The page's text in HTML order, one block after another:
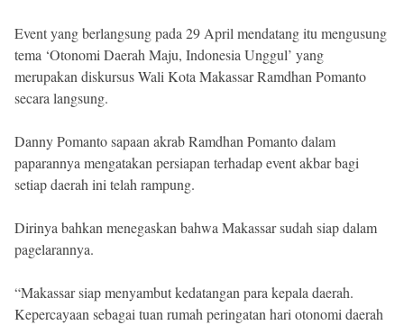
Event yang berlangsung pada 29 April mendatang itu mengusung
tema ‘Otonomi Daerah Maju, Indonesia Unggul’ yang
merupakan diskursus Wali Kota Makassar Ramdhan Pomanto
secara langsung.
Danny Pomanto sapaan akrab Ramdhan Pomanto dalam
paparannya mengatakan persiapan terhadap event akbar bagi
setiap daerah ini telah rampung.
Dirinya bahkan menegaskan bahwa Makassar sudah siap dalam
pagelarannya.
“Makassar siap menyambut kedatangan para kepala daerah.
Kepercayaan sebagai tuan rumah peringatan hari otonomi daerah